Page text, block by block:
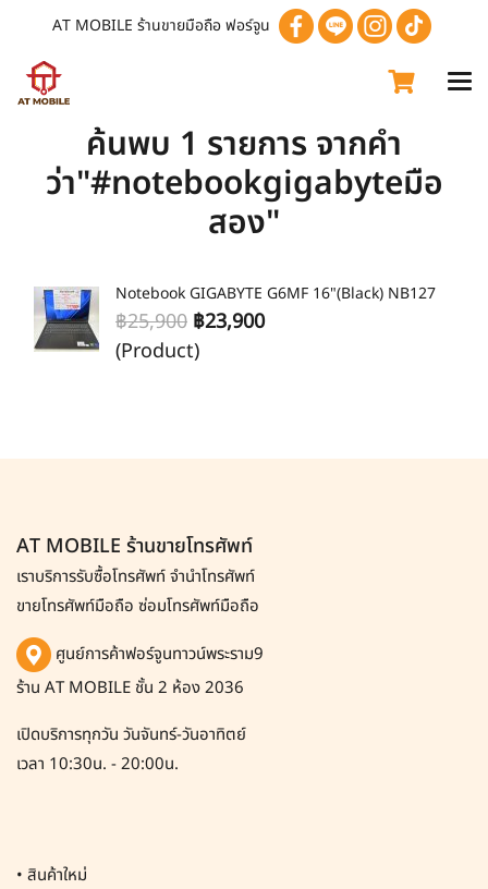
AT MOBILE ร้านขายมือถือ ฟอร์จูน
ค้นพบ 1 รายการ จากคำ
ว่า"#notebookgigabyteมือ
สอง"
Notebook GIGABYTE G6MF 16"(Black) NB127
฿25,900 ฿23,900
(Product)
AT MOBILE ร้านขายโทรศัพท์
เราบริการรับซื้อโทรศัพท์จำนำโทรศัพท์
ขายโทรศัพท์มือถือ ซ่อมโทรศัพท์มือถือ
ศูนย์การค้าฟอร์จูนทาวน์พระราม9
ร้าน AT MOBILE ชั้น 2 ห้อง 2036
เปิดบริการทุกวัน วันจันทร์-วันอาทิตย์
เวลา 10:30น. - 20:00น.
• สินค้าใหม่